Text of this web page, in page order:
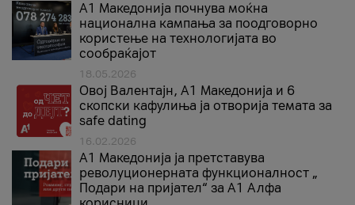
A1 Македонија почнува моќна
национална кампања за поодговорно
користење на технологијата во
сообраќајот
18.05.2026
Овој Валентајн, A1 Македонија и 6
скопски кафулиња ја отворија темата за
safe dating
16.02.2026
А1 Македонија ја претставува
револуционерната функционалност „
Подари на пријател“ за А1 Алфа